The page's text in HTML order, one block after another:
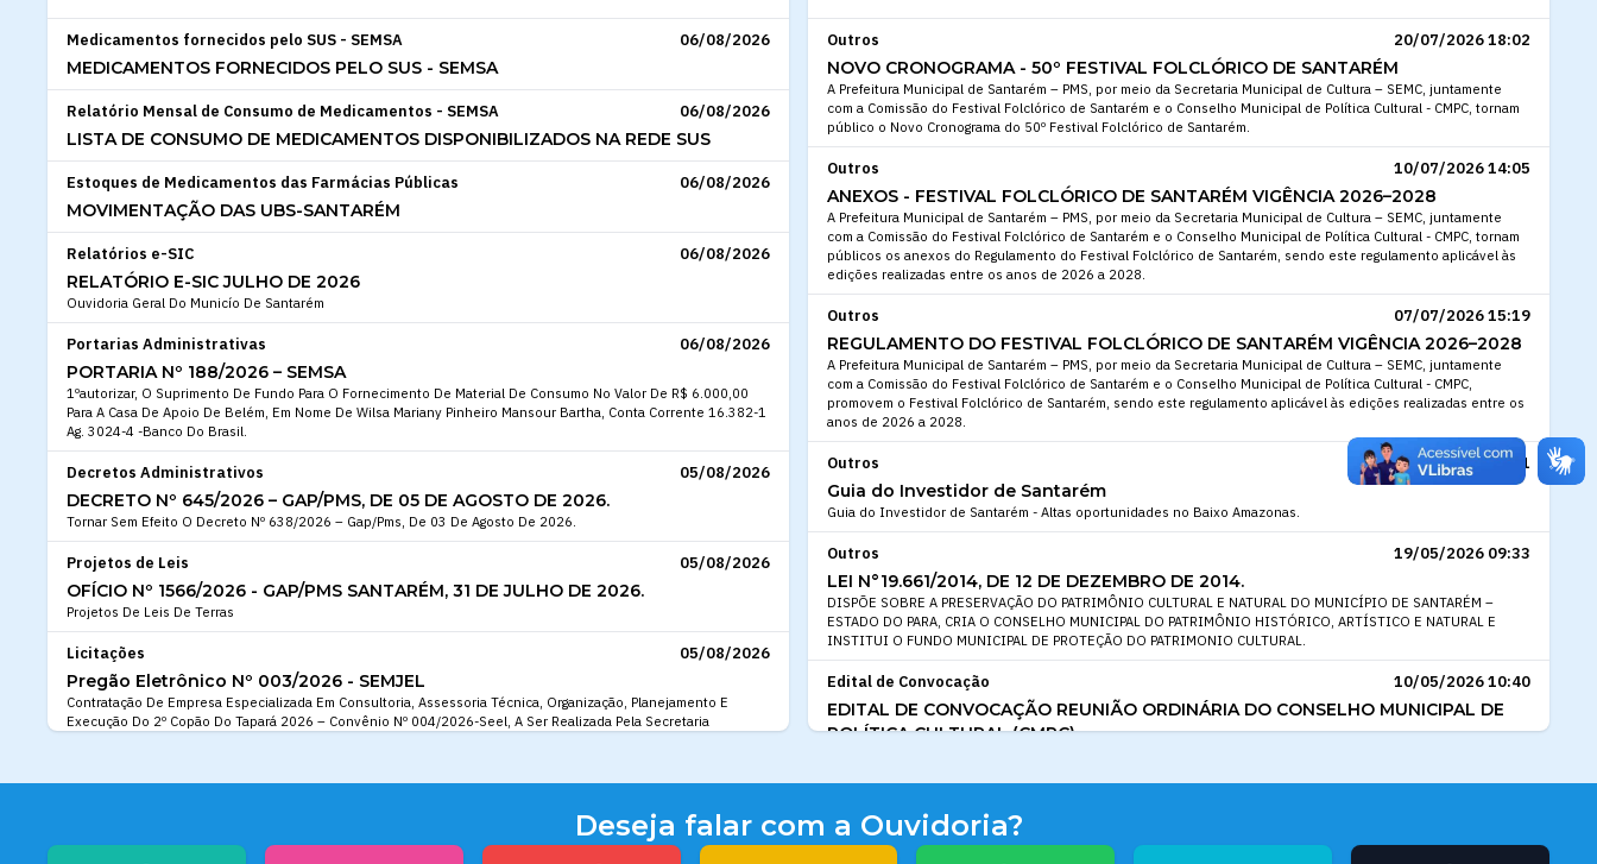
Medicamentos fornecidos pelo SUS - SEMSA 06/08/2026
MEDICAMENTOS FORNECIDOS PELO SUS - SEMSA
Relatório Mensal de Consumo de Medicamentos - SEMSA 06/08/2026
LISTA DE CONSUMO DE MEDICAMENTOS DISPONIBILIZADOS NA REDE SUS
Estoques de Medicamentos das Farmácias Públicas 06/08/2026
MOVIMENTAÇÃO DAS UBS-SANTARÉM
Relatórios e-SIC 06/08/2026
RELATÓRIO E-SIC JULHO DE 2026
Ouvidoria Geral Do Municío De Santarém
Portarias Administrativas 06/08/2026
PORTARIA Nº 188/2026 – SEMSA
1ºautorizar, O Suprimento De Fundo Para O Fornecimento De Material De Consumo No Valor De R$ 6.000,00
Para A Casa De Apoio De Belém, Em Nome De Wilsa Mariany Pinheiro Mansour Bartha, Conta Corrente 16.382-1
Ag. 3024-4 -Banco Do Brasil.
Decretos Administrativos 05/08/2026
DECRETO Nº 645/2026 – GAP/PMS, DE 05 DE AGOSTO DE 2026.
Tornar Sem Efeito O Decreto Nº 638/2026 – Gap/Pms, De 03 De Agosto De 2026.
Projetos de Leis 05/08/2026
OFÍCIO Nº 1566/2026 - GAP/PMS SANTARÉM, 31 DE JULHO DE 2026.
Projetos De Leis De Terras
Licitações 05/08/2026
Pregão Eletrônico Nº 003/2026 - SEMJEL
Contratação De Empresa Especializada Em Consultoria, Assessoria Técnica, Organização, Planejamento E
Execução Do 2º Copão Do Tapará 2026 – Convênio Nº 004/2026-Seel, A Ser Realizada Pela Secretaria
Edital de Convocação 05/08/2026
EDITAL DE CONVOCAÇÃO DOS CANDIDATOS APROVADOS NO PROCESSO
Convocar Os Candidatos Aprovados E Classificados No Cadastro De Reservas Conforme Listagem Constante No
Outros 20/07/2026 18:02
NOVO CRONOGRAMA - 50º FESTIVAL FOLCLÓRICO DE SANTARÉM
A Prefeitura Municipal de Santarém – PMS, por meio da Secretaria Municipal de Cultura – SEMC, juntamente
com a Comissão do Festival Folclórico de Santarém e o Conselho Municipal de Política Cultural - CMPC, tornam
público o Novo Cronograma do 50º Festival Folclórico de Santarém.
Outros 10/07/2026 14:05
ANEXOS - FESTIVAL FOLCLÓRICO DE SANTARÉM VIGÊNCIA 2026–2028
A Prefeitura Municipal de Santarém – PMS, por meio da Secretaria Municipal de Cultura – SEMC, juntamente
com a Comissão do Festival Folclórico de Santarém e o Conselho Municipal de Política Cultural - CMPC, tornam
públicos os anexos do Regulamento do Festival Folclórico de Santarém, sendo este regulamento aplicável às
edições realizadas entre os anos de 2026 a 2028.
Outros 07/07/2026 15:19
REGULAMENTO DO FESTIVAL FOLCLÓRICO DE SANTARÉM VIGÊNCIA 2026–2028
A Prefeitura Municipal de Santarém – PMS, por meio da Secretaria Municipal de Cultura – SEMC, juntamente
com a Comissão do Festival Folclórico de Santarém e o Conselho Municipal de Política Cultural - CMPC,
promovem o Festival Folclórico de Santarém, sendo este regulamento aplicável às edições realizadas entre os
anos de 2026 a 2028.
Outros 16/06/2026 10:11
Guia do Investidor de Santarém
Guia do Investidor de Santarém - Altas oportunidades no Baixo Amazonas.
Outros 19/05/2026 09:33
LEI N°19.661/2014, DE 12 DE DEZEMBRO DE 2014.
DISPÕE SOBRE A PRESERVAÇÃO DO PATRIMÔNIO CULTURAL E NATURAL DO MUNICÍPIO DE SANTARÉM –
ESTADO DO PARA, CRIA O CONSELHO MUNICIPAL DO PATRIMÔNIO HISTÓRICO, ARTÍSTICO E NATURAL E
INSTITUI O FUNDO MUNICIPAL DE PROTEÇÃO DO PATRIMONIO CULTURAL.
Edital de Convocação 10/05/2026 10:40
EDITAL DE CONVOCAÇÃO REUNIÃO ORDINÁRIA DO CONSELHO MUNICIPAL DE
POLÍTICA CULTURAL (CMPC)
Reuniões da Secretaria Municipal de Cultura (Semc).
Edital de Convocação
Deseja falar com a Ouvidoria?